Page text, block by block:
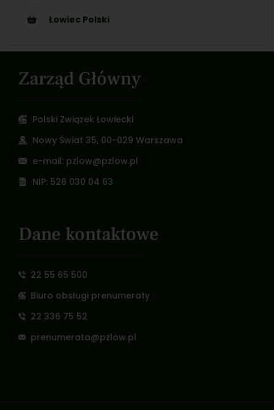
Łowiec Polski
Zarząd Główny
Polski Związek Łowiecki
Nowy Świat 35, 00-029 Warszawa
e-mail: pzlow@pzlow.pl
NIP: 526 030 04 63
Dane kontaktowe
22 55 65 500
Biuro obsługi prenumeraty
22 336 75 52
prenumerata@pzlow.pl